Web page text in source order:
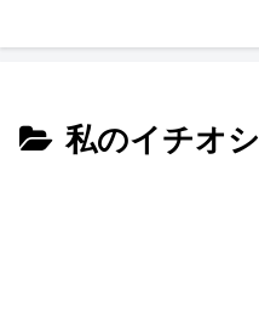
私のイチオシ